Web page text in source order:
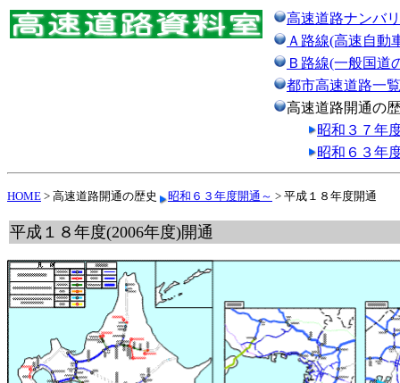
高速道路ナンバ
Ａ路線(高速自動
Ｂ路線(一般国道
都市高速道路一覧
高速道路開通の
昭和３７年
昭和６３年
HOME > 高速道路開通の歴史 昭和６３年度開通～ > 平成１８年度開通
平成１８年度(2006年度)開通